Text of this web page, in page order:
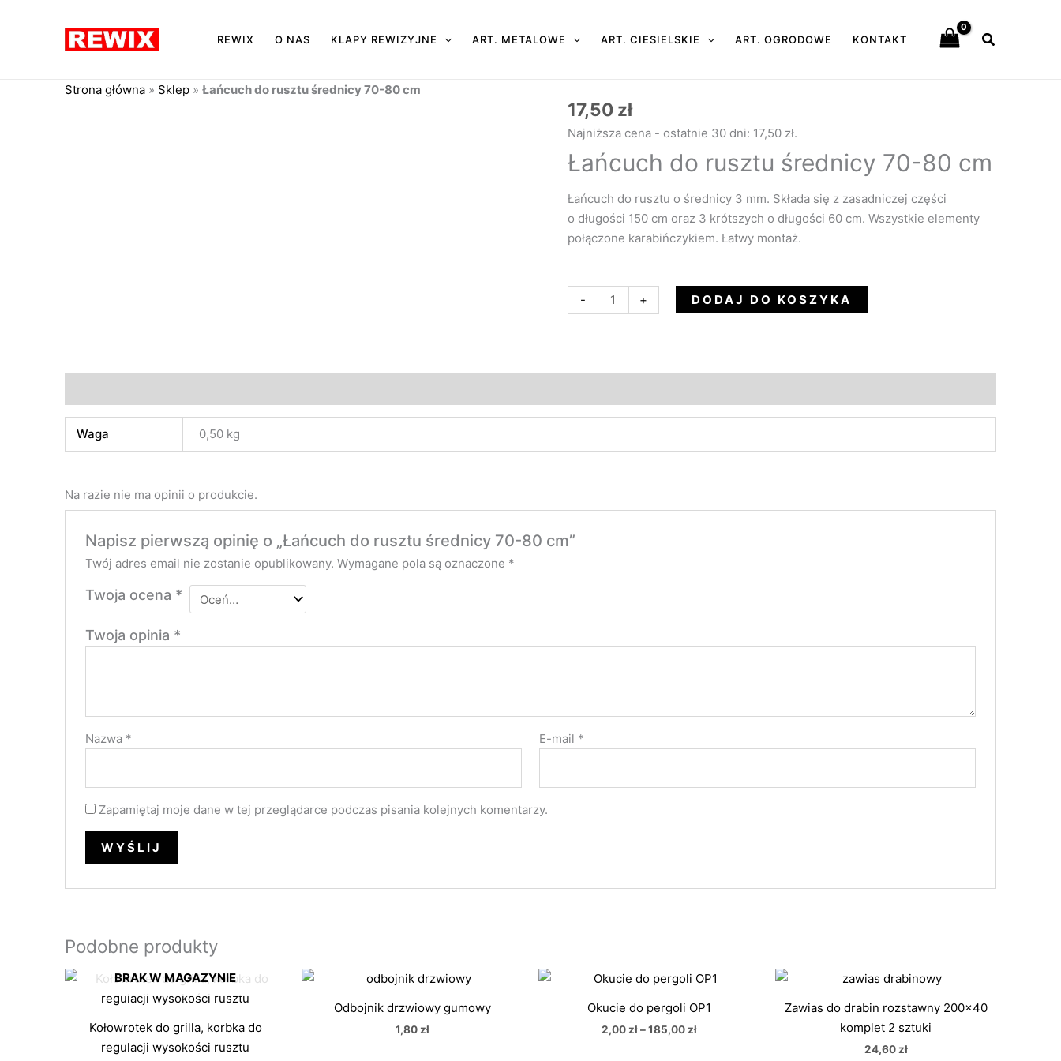
REWIX O NAS KLAPY REWIZYJNE ART. METALOWE ART. CIESIELSKIE ART. OGRODOWE KONTAKT Szukaj
Strona główna » Sklep » Łańcuch do rusztu średnicy 70-80 cm
17,50 zł
Najniższa cena - ostatnie 30 dni: 17,50 zł.
Łańcuch do rusztu średnicy 70-80 cm
Łańcuch do rusztu o średnicy 3 mm. Składa się z zasadniczej części
o długości 150 cm oraz 3 krótszych o długości 60 cm. Wszystkie elementy
połączone karabińczykiem. Łatwy montaż.
-
ilość
Łańcuch
rusztu
70-
80
cm
+ DODAJ DO KOSZYKA
Waga 0,50 kg
Na razie nie ma opinii o produkcie.
Napisz pierwszą opinię o „Łańcuch do rusztu średnicy 70-80 cm”
Twój adres email nie zostanie opublikowany. Wymagane pola są oznaczone *
Twoja ocena *
Twoja opinia *
Nazwa * E-mail *
Zapamiętaj moje dane w tej przeglądarce podczas pisania kolejnych komentarzy.
Podobne produkty
BRAK W MAGAZYNIE
Kołowrotek do grilla, korbka do
regulacji wysokości rusztu
Odbojnik drzwiowy gumowy
1,80 zł
Okucie do pergoli OP1
2,00 zł – 185,00 zł
Zakres
cen:
od
2,00 zł
do
Zawias do drabin rozstawny 200×40
komplet 2 sztuki
24,60 zł